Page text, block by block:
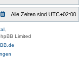
Alle Zeiten sind UTC+02:00
,
Limited